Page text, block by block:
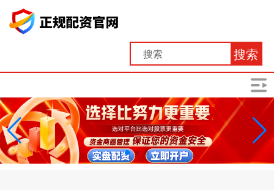
搜索